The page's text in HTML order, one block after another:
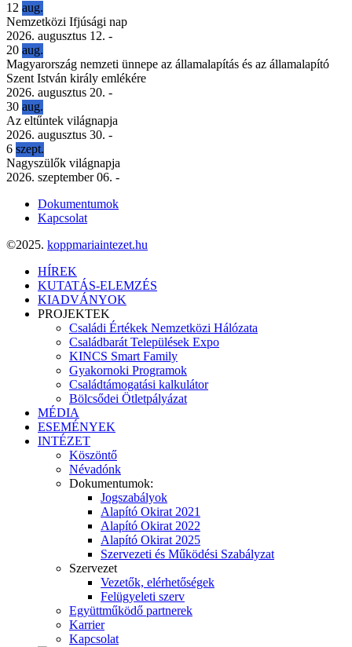
12 aug.
Nemzetközi Ifjúsági nap
2026. augusztus 12. -
20 aug.
Magyarország nemzeti ünnepe az államalapítás és az államalapító
Szent István király emlékére
2026. augusztus 20. -
30 aug.
Az eltűntek világnapja
2026. augusztus 30. -
6 szept.
Nagyszülők világnapja
2026. szeptember 06. -
Dokumentumok
Kapcsolat
©2025. koppmariaintezet.hu
HÍREK
KUTATÁS-ELEMZÉS
KIADVÁNYOK
PROJEKTEK
Családi Értékek Nemzetközi Hálózata
Családbarát Települések Expo
KINCS Smart Family
Gyakornoki Programok
Családtámogatási kalkulátor
Bölcsődei Ötletpályázat
MÉDIA
ESEMÉNYEK
INTÉZET
Köszöntő
Névadónk
Dokumentumok:
Jogszabályok
Alapító Okirat 2021
Alapító Okirat 2022
Alapító Okirat 2025
Szervezeti és Működési Szabályzat
Szervezet
Vezetők, elérhetőségek
Felügyeleti szerv
Együttműködő partnerek
Karrier
Kapcsolat